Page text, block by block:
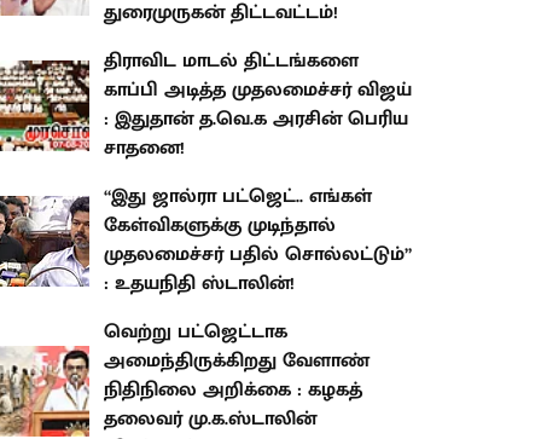
துரைமுருகன் திட்டவட்டம்!
திராவிட மாடல் திட்டங்களை
காப்பி அடித்த முதலமைச்சர் விஜய்
: இதுதான் த.வெ.க அரசின் பெரிய
சாதனை!
“இது ஜால்ரா பட்ஜெட்.. எங்கள்
கேள்விகளுக்கு முடிந்தால்
முதலமைச்சர் பதில் சொல்லட்டும்”
: உதயநிதி ஸ்டாலின்!
வெற்று பட்ஜெட்டாக
அமைந்திருக்கிறது வேளாண்
நிதிநிலை அறிக்கை : கழகத்
தலைவர் மு.க.ஸ்டாலின்